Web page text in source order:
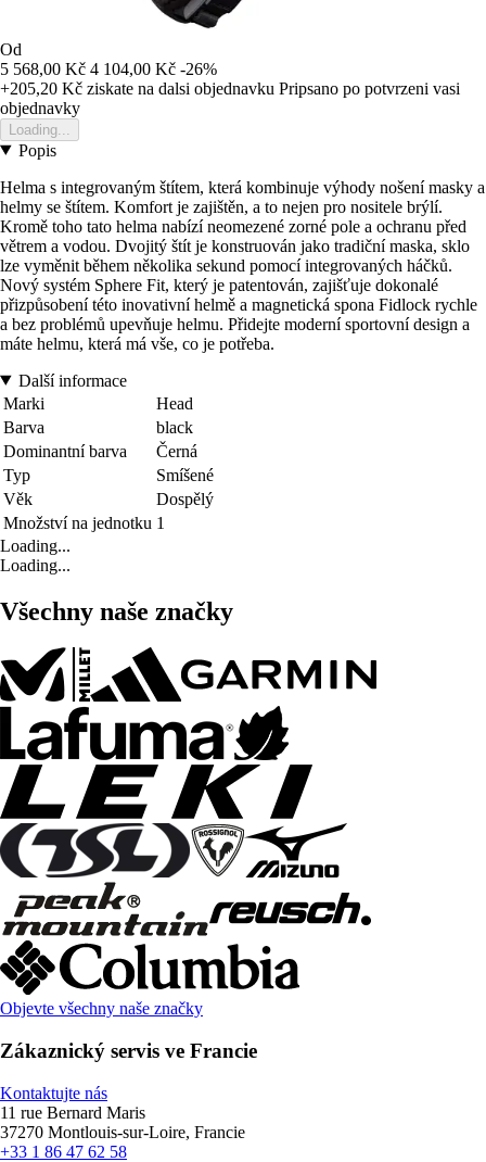
Od
5 568,00 Kč 4 104,00 Kč -26%
+205,20 Kč ziskate na dalsi objednavku Pripsano po potvrzeni vasi
objednavky
Loading...
Popis
Helma s integrovaným štítem, která kombinuje výhody nošení masky a
helmy se štítem. Komfort je zajištěn, a to nejen pro nositele brýlí.
Kromě toho tato helma nabízí neomezené zorné pole a ochranu před
větrem a vodou. Dvojitý štít je konstruován jako tradiční maska, sklo
lze vyměnit během několika sekund pomocí integrovaných háčků.
Nový systém Sphere Fit, který je patentován, zajišťuje dokonalé
přizpůsobení této inovativní helmě a magnetická spona Fidlock rychle
a bez problémů upevňuje helmu. Přidejte moderní sportovní design a
máte helmu, která má vše, co je potřeba.
Další informace
Marki
Head
Barva
black
Dominantní barva
Černá
Typ
Smíšené
Věk
Dospělý
Množství na jednotku 1
Loading...
Loading...
Všechny naše značky
Objevte všechny naše značky
Zákaznický servis ve Francie
Kontaktujte nás
11 rue Bernard Maris
37270 Montlouis-sur-Loire, Francie
+33 1 86 47 62 58